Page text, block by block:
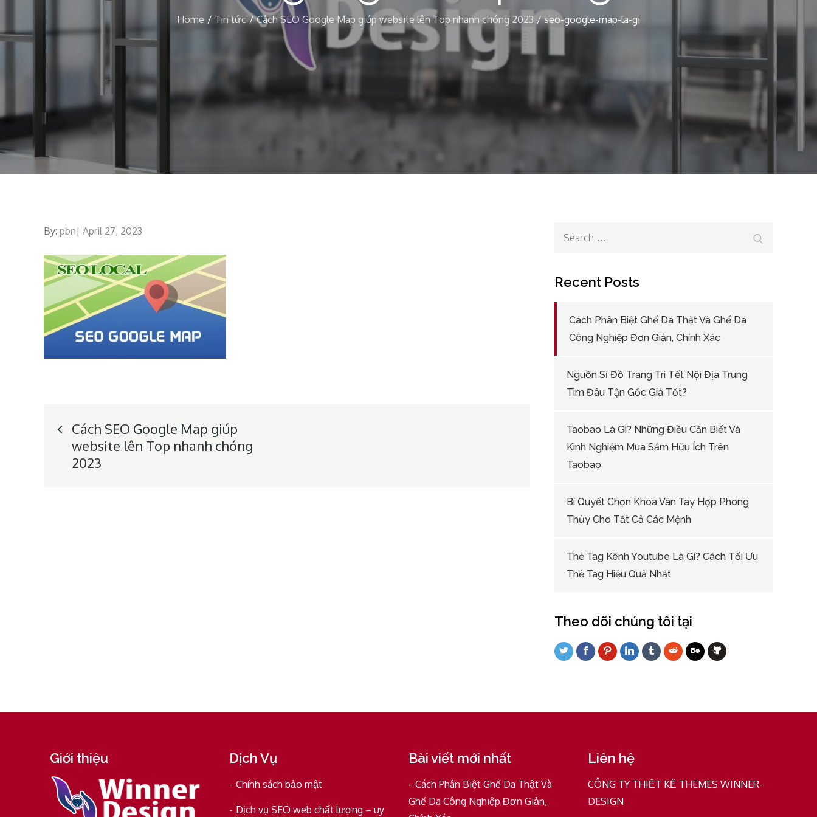
Home Tin tức Cách SEO Google Map giúp website lên Top nhanh chóng 2023 seo-google-map-la-gi
By: pbn Posted
April 27, 2023
Post
navigation
Cách SEO Google Map giúp
website lên Top nhanh chóng
2023
Search
Recent Posts
Cách Phân Biệt Ghế Da Thật Và Ghế Da
Công Nghiệp Đơn Giản, Chính Xác
Nguồn Sỉ Đồ Trang Trí Tết Nội Địa Trung
Tìm Đâu Tận Gốc Giá Tốt?
Taobao Là Gì? Những Điều Cần Biết Và
Kinh Nghiệm Mua Sắm Hữu Ích Trên
Taobao
Bí Quyết Chọn Khóa Vân Tay Hợp Phong
Thủy Cho Tất Cả Các Mệnh
Thẻ Tag Kênh Youtube Là Gì? Cách Tối Ưu
Thẻ Tag Hiệu Quả Nhất
Theo dõi chúng tôi tại
Giới thiệu Dịch Vụ
Chính sách bảo mật
Dịch vụ SEO web chất lượng – uy
Bài viết mới nhất
Cách Phân Biệt Ghế Da Thật Và
Ghế Da Công Nghiệp Đơn Giản,
Liên hệ
CÔNG TY THIẾT KẾ THEMES WINNER-
DESIGN